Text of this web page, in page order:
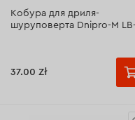
Кобура для дриля-
шуруповерта Dnipro-M
37.00 Zł